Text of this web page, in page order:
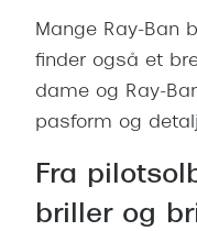
Mange Ray-Ban
finder også et
dame og Ray-
pasform og
Fra
briller og